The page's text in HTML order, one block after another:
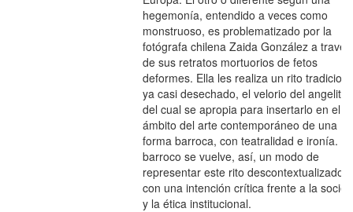
hegemonía, entendido a veces como
monstruoso, es problematizado por la
fotógrafa chilena Zaida González a través
de sus retratos mortuorios de fetos
deformes. Ella les realiza un rito
ya casi desechado, el velorio del angelito,
del cual se apropia para insertarlo en el
ámbito del arte contemporáneo de una
forma barroca, con teatralidad e ironía. Lo
barroco se vuelve, así, un modo de
representar este rito descontextualizado,
con una intención crítica frente a la
y la ética institucional.